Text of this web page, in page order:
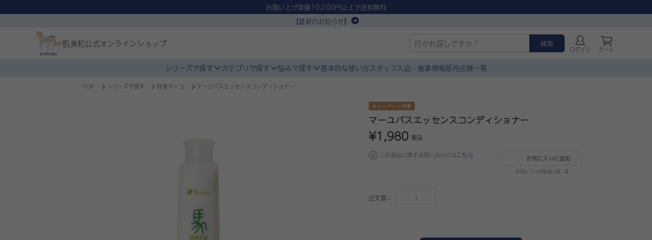
お買い上げ金額10,000円以上で送料無料
【最新のお知らせ】
肌美和公式オンラインショップ 検索
ログイン カート
シリーズで探す カテゴリで探す 悩みで探す 基本的な使い方スタッフ入店・催事情報販売店舗一覧
TOP シリーズで探す 特産マーユ マーユバスエッセンスコンディショナー
キャンペーン対象
マーユバスエッセンスコンディショナー
¥1,980 税込
この商品に関する問い合わせはこちら お気に入りに追加
お気に入りの登録人数： 2
注文数：